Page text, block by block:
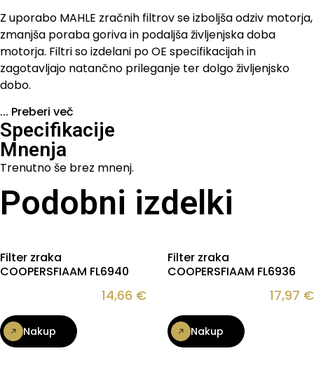
Z uporabo MAHLE zračnih filtrov se izboljša odziv motorja,
zmanjša poraba goriva in podaljša življenjska doba
motorja. Filtri so izdelani po OE specifikacijah in
zagotavljajo natančno prileganje ter dolgo življenjsko
dobo.
... Preberi več
Specifikacije
Mnenja
Trenutno še brez mnenj.
Podobni izdelki
Filter zraka
COOPERSFIAAM FL6940
14,66 €
Nakup
Filter zraka
COOPERSFIAAM FL6936
17,97 €
Nakup